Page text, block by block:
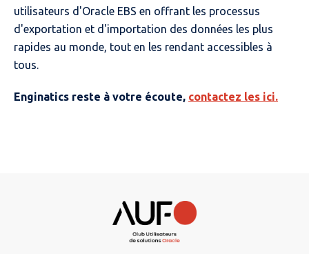
utilisateurs d'Oracle EBS en offrant les processus
d'exportation et d'importation des données les plus
rapides au monde, tout en les rendant accessibles à
tous.
Enginatics reste à votre écoute, contactez les ici.